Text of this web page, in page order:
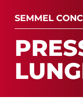
SEMMEL